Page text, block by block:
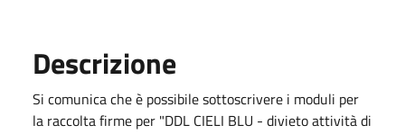
Descrizione
Si comunica che è possibile sottoscrivere i moduli per
la raccolta firme per "DDL CIELI BLU - divieto attività di